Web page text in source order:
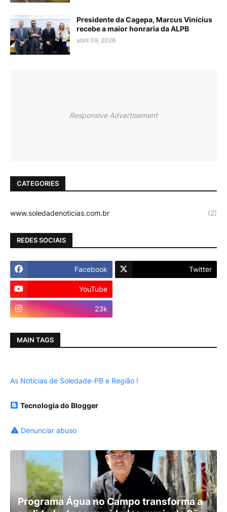
Presidente da Cagepa, Marcus Vinícius
recebe a maior honraria da ALPB
abril 09, 2026
Responsive Advertisement
CATEGORIES
www.soledadenoticias.com.br (2)
REDES SOCIAIS
Facebook Twitter
YouTube
23k
MAIN TAGS
As Notícias de Soledade-PB e Região !
Tecnologia do Blogger
Denunciar abuso
Programa Água no Campo transforma a